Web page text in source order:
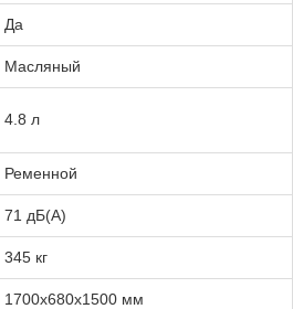
Да
Масляный
4.8 л
Ременной
71 дБ(А)
345 кг
1700х680х1500 мм